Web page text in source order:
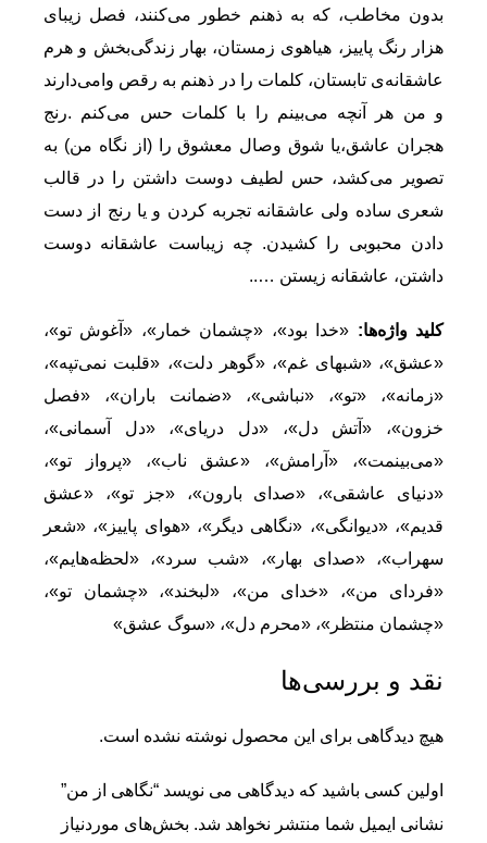
بدون مخاطب، که به ذهنم خطور می‌کنند‌، فصل زیبای
هزار رنگ پاییز، هیاهوی زمستان، بهار زندگی‌بخش و هرم
عاشقانه‌ی تابستان، کلمات را در ذهنم به رقص وا‌می‌دارند
و من هر آنچه می‌بینم را با کلمات حس می‌کنم .رنج
هجران عاشق،یا شوق وصال معشوق را (از نگاه من) به
تصویر می‌کشد، حس لطیف دوست داشتن را در قالب
شعری ساده ولی عاشقانه تجربه کردن و یا رنج از دست
دادن محبوبی را کشیدن. چه زیباست عاشقانه دوست
داشتن، عاشقانه زیستن …..
کلید واژه‌ها: «خدا بود»، «چشمان خمار»، «آغوش تو»،
«عشق»، «شبهای غم»، «گوهر دلت»، «قلبت نمی‌تپه»،
«زمانه»، «تو»، «نباشی»، «ضمانت باران»، «فصل
خزون»، «آتش دل»، «دل دریای»، «دل آسمانی»،
«می‌بینمت»، «آرامش»، «عشق ناب»، «پرواز تو»،
«دنیای عاشقی»، «صدای بارون»، «جز تو»، «عشق
قدیم»، «دیوانگی»، «نگاهی دیگر»، «هوای پاییز»، «شعر
سهراب»، «صدای بهار»، «شب سرد»، «لحظه‌هایم»،
«فردای من»، «خدای من»، «لبخند»، «چشمان تو»،
«چشمان منتظر»، «محرم دل»، «سوگ عشق»
نقد و بررسی‌ها
هیچ دیدگاهی برای این محصول نوشته نشده است.
اولین کسی باشید که دیدگاهی می نویسد “نگاهی از من”
نشانی ایمیل شما منتشر نخواهد شد. بخش‌های موردنیاز